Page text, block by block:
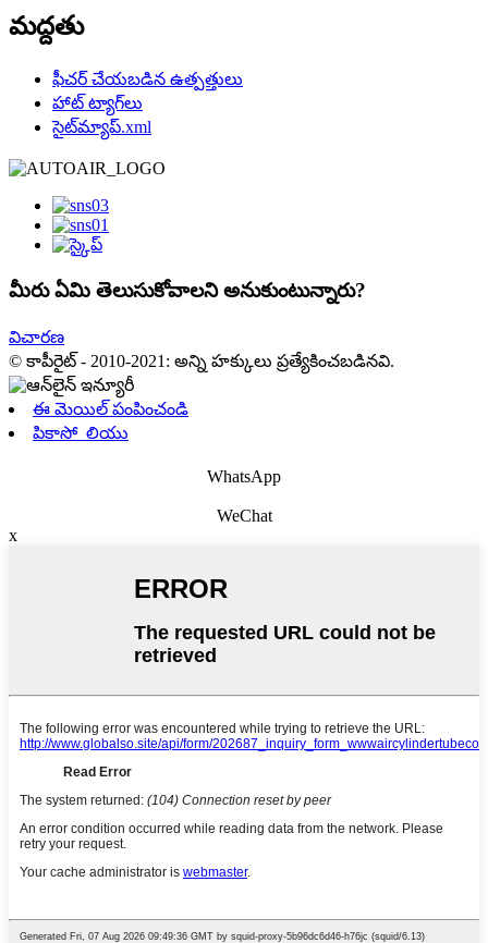
మద్దతు
ఫీచర్ చేయబడిన ఉత్పత్తులు
హాట్ ట్యాగ్‌లు
సైట్‌మ్యాప్.xml
మీరు ఏమి తెలుసుకోవాలని అనుకుంటున్నారు?
విచారణ
© కాపీరైట్ - 2010-2021: అన్ని హక్కులు ప్రత్యేకించబడినవి.
ఈ మెయిల్ పంపించండి
పికాసో_లియు
WhatsApp
WeChat
x